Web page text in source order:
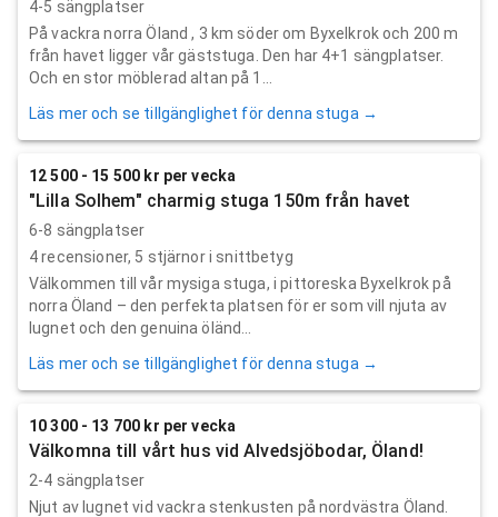
4-5 sängplatser
På vackra norra Öland , 3 km söder om Byxelkrok och 200 m
från havet ligger vår gäststuga. Den har 4+1 sängplatser.
Och en stor möblerad altan på 1...
Läs mer och se tillgänglighet för denna stuga →
12 500 - 15 500 kr per vecka
"Lilla Solhem" charmig stuga 150m från havet
6-8 sängplatser
4recensioner, 5 stjärnor i snittbetyg
Välkommen till vår mysiga stuga, i pittoreska Byxelkrok på
norra Öland – den perfekta platsen för er som vill njuta av
lugnet och den genuina öländ...
Läs mer och se tillgänglighet för denna stuga →
10 300 - 13 700 kr per vecka
Välkomna till vårt hus vid Alvedsjöbodar, Öland!
2-4 sängplatser
Njut av lugnet vid vackra stenkusten på nordvästra Öland.